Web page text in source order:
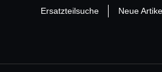
Ersatzteilsuche Neue